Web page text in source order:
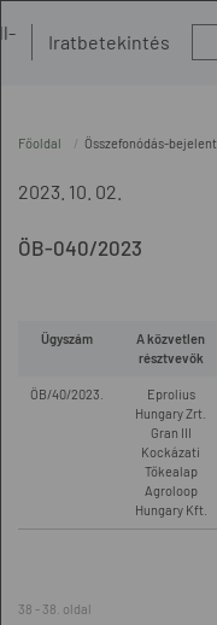
Iratbetekintés
Főoldal Összefonódás-
2023. 10. 02.
ÖB-040/2023
Ügyszám
A közvetlen
résztvevők
ÖB/40/2023.
Eprolius
Hungary Zrt.
Gran III
Kockázati
Tőkealap
Agroloop
Hungary Kft.
38 - 38. oldal